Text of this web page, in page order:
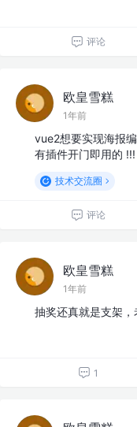
评论
欧皇雪糕
1年前
vue2想要实现海报
有插件开门即用的 !!!
技术交流圈
评论
欧皇雪糕
1年前
抽奖还真就是支架，
1